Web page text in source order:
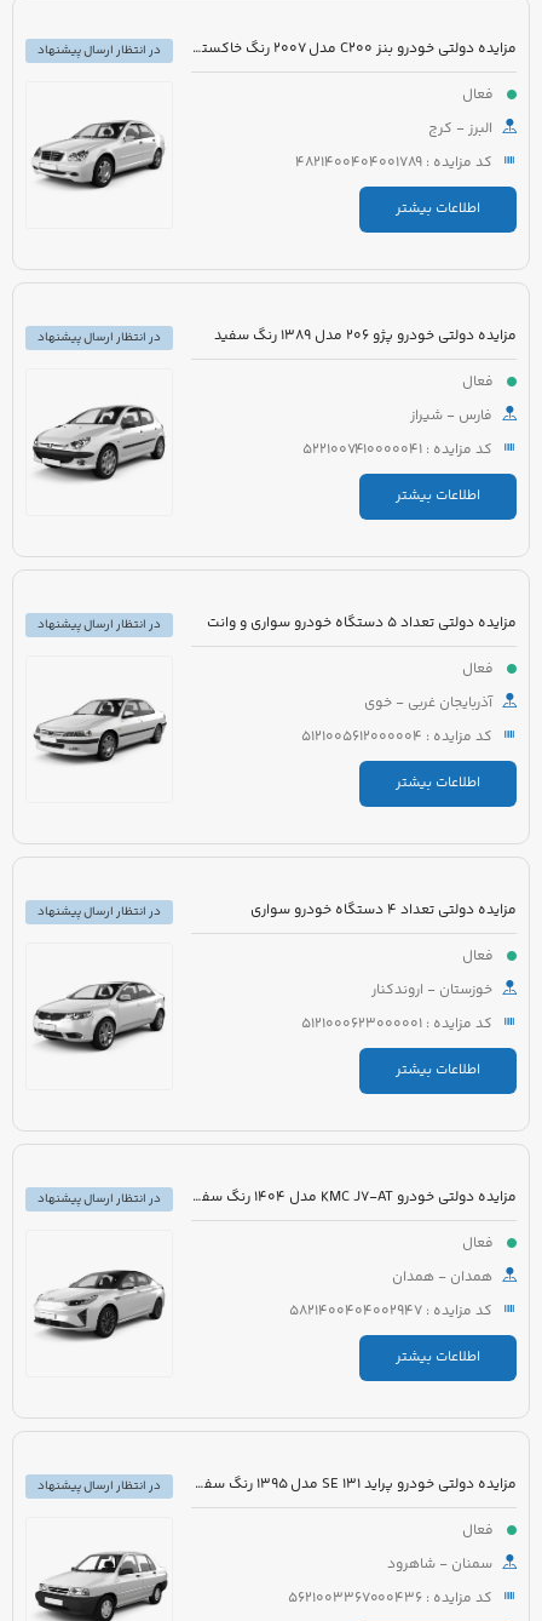
مزایده دولتی خودرو بنز C200 مدل 2007 رنگ خاکستری
فعال
البرز - کرج
کد مزایده : 4821400404001789
اطلاعات بیشتر
در انتظار ارسال پیشنهاد
مزایده دولتی خودرو پژو 206 مدل 1389 رنگ سفید
فعال
فارس - شیراز
کد مزایده : 5221007410000041
اطلاعات بیشتر
در انتظار ارسال پیشنهاد
مزایده دولتی تعداد 5 دستگاه خودرو سواری و وانت
فعال
آذربایجان غربی - خوی
کد مزایده : 5121005612000004
اطلاعات بیشتر
در انتظار ارسال پیشنهاد
مزایده دولتی تعداد 4 دستگاه خودرو سواری
فعال
خوزستان - اروندکنار
کد مزایده : 5121000623000001
اطلاعات بیشتر
در انتظار ارسال پیشنهاد
مزایده دولتی خودرو KMC J7-AT مدل 1404 رنگ سفید
فعال
همدان - همدان
کد مزایده : 5821400404002947
اطلاعات بیشتر
در انتظار ارسال پیشنهاد
مزایده دولتی خودرو پراید 131 SE مدل 1395 رنگ سفید روغنی
فعال
سمنان - شاهرود
کد مزایده : 5621003367000436
در انتظار ارسال پیشنهاد